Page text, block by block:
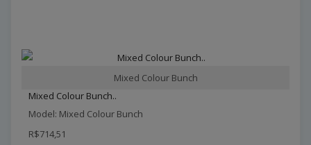
Mixed Colour Bunch
Mixed Colour Bunch..
Model: Mixed Colour Bunch
R$714,51